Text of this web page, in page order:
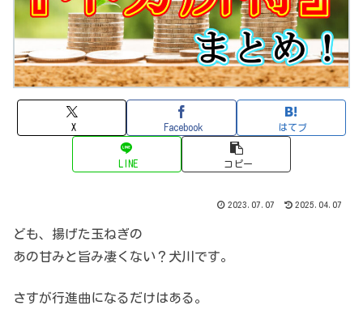
X Facebook はてブ
LINE コピー
2023.07.07 2025.04.07
ども、揚げた玉ねぎの
あの甘みと旨み凄くない？犬川です。
さすが行進曲になるだけはある。